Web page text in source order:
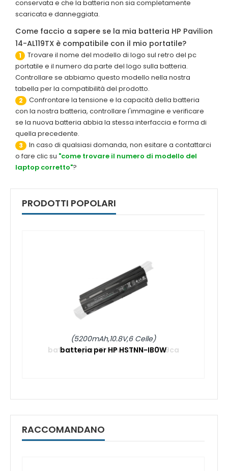
conservata e che la batteria non sia completamente
scaricata e danneggiata.
Come faccio a sapere se la mia batteria HP Pavilion
14-AL119TX è compatibile con il mio portatile?
1
Trovare il nome del modello di logo sul retro del pc
portatile e il numero da parte del logo sulla batteria.
Controllare se abbiamo questo modello nella nostra
tabella per la compatibilità del prodotto.
2
Confrontare la tensione e la capacità della batteria
con la nostra batteria, controllare l'immagine e verificare
se la nuova batteria abbia la stessa interfaccia e forma di
quella precedente.
3
In caso di qualsiasi domanda, non esitare a contattarci
o fare clic su "come trovare il numero di modello del
laptop corretto"?
PRODOTTI POPOLARI
(5200mAh,10.8V,6 Celle)
batteria per HP HSTNN-IB0W
RACCOMANDANO